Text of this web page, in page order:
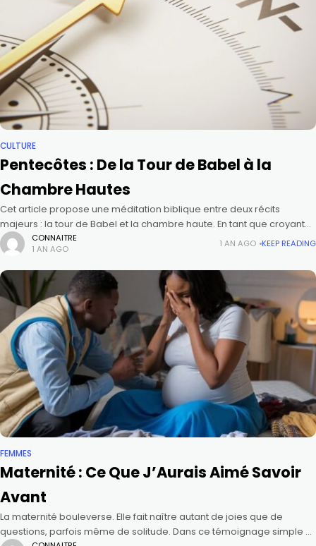
CULTURE
Pentecôtes : De la Tour de Babel à la
Chambre Hautes
Cet article propose une méditation biblique entre deux récits
majeurs : la tour de Babel et la chambre haute. En tant que croyant
passionné par la révélation des Écritures, j’ai
CONNAITRE
1 AN AGO
1 AN AGO KEEP READING
FEMMES
Maternité : Ce Que J’Aurais Aimé Savoir
Avant
La maternité bouleverse. Elle fait naître autant de joies que de
questions, parfois même de solitude. Dans ce témoignage simple et